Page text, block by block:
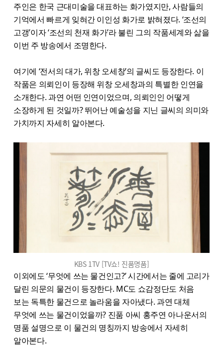
주인은 한국 근대미술을 대표하는 화가였지만, 사람들의
기억에서 빠르게 잊혀간 이인성 화가로 밝혀졌다. ‘조선의
고갱’이자 ‘조선의 천재 화가’라 불린 그의 작품세계와 삶을
이번 주 방송에서 조명한다.
여기에 ‘전서의 대가, 위창 오세창’의 글씨도 등장한다. 이
작품은 의뢰인이 등장해 위창 오세창과의 특별한 인연을
소개한다. 과연 어떤 인연이었으며, 의뢰인인 어떻게
소장하게 된 것일까? 뛰어난 예술성을 지닌 글씨의 의미와
가치까지 자세히 알아본다.
KBS 1TV [TV쇼! 진품명품]
이외에도 ‘무엇에 쓰는 물건인고?’ 시간에서는 줄에 고리가
달린 의문의 물건이 등장한다. MC도 쇼감정단도 처음
보는 독특한 물건으로 놀라움을 자아냈다. 과연 대체
무엇에 쓰는 물건이었을까? 진품 아씨 홍주연 아나운서의
명품 설명으로 이 물건의 명칭까지 방송에서 자세히
알아본다.